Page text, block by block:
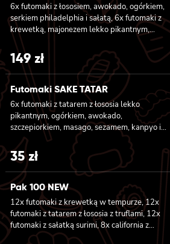
6x futomaki z łososiem, awokado, ogórkiem,
serkiem philadelphia i sałatą, 6x futomaki z
krewetką, majonezem lekko pikantnym,
ogórkiem i sałatą, 6x futomaki z tatarem z
łososia lekko pikantnym, ogórkiem, awokado,
kanpyo, sałatą, masago, szczepiorek, sezam,
8x hosomaki z łososiem, 8x california z
krewetką w tempurze, majonezem lekko
pikantnym, ogórkiem, sezamem i masago, 8x
california z łososiem, ogórkiem, serkiem
philadelphia, awokado i masago
149 zł
Futomaki SAKE TATAR
6x futomaki z tatarem z łososia lekko
pikantnym, ogórkiem, awokado,
szczepiorkiem, masago, sezamem, kanpyo i
sałatą
35zł
Pak 100 NEW
12x futomaki z krewetką w tempurze, 12x
futomaki z tatarem z łososia z truflami, 12x
futomaki z sałatką surimi, 8x california z
tuńczykiem, 8x california z pieczonym